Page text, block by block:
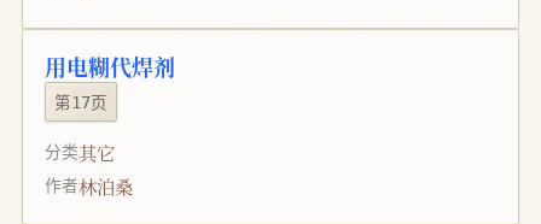
用电糊代焊剂
第17页
分类其它
作者林泊桑